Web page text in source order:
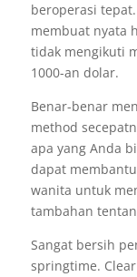
beroperasi
membuat nyata
tidak mengikuti
1000-an dolar.
Benar-benar
method
apa yang Anda
dapat
wanita untuk
tambahan
Sangat bersih
springtime.